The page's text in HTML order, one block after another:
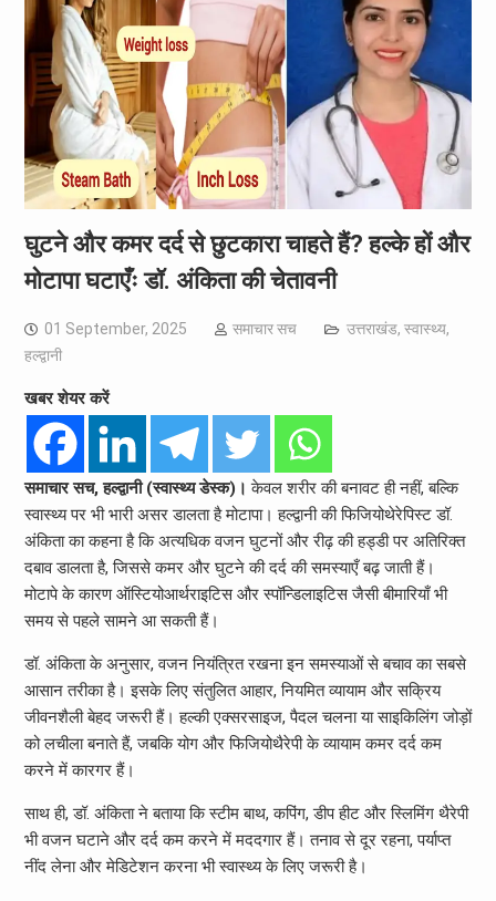
घुटने और कमर दर्द से छुटकारा चाहते हैं? हल्के हों और
मोटापा घटाएँः डॉ. अंकिता की चेतावनी
01 September, 2025 समाचार सच उत्तराखंड, स्वास्थ्य,
हल्द्वानी
खबर शेयर करें
समाचार सच, हल्द्वानी (स्वास्थ्य डेस्क)। केवल शरीर की बनावट ही नहीं, बल्कि
स्वास्थ्य पर भी भारी असर डालता है मोटापा। हल्द्वानी की फिजियोथेरेपिस्ट डॉ.
अंकिता का कहना है कि अत्यधिक वजन घुटनों और रीढ़ की हड्डी पर अतिरिक्त
दबाव डालता है, जिससे कमर और घुटने की दर्द की समस्याएँ बढ़ जाती हैं।
मोटापे के कारण ऑस्टियोआर्थराइटिस और स्पॉन्डिलाइटिस जैसी बीमारियाँ भी
समय से पहले सामने आ सकती हैं।
डॉ. अंकिता के अनुसार, वजन नियंत्रित रखना इन समस्याओं से बचाव का सबसे
आसान तरीका है। इसके लिए संतुलित आहार, नियमित व्यायाम और सक्रिय
जीवनशैली बेहद जरूरी हैं। हल्की एक्सरसाइज, पैदल चलना या साइकिलिंग जोड़ों
को लचीला बनाते हैं, जबकि योग और फिजियोथैरेपी के व्यायाम कमर दर्द कम
करने में कारगर हैं।
साथ ही, डॉ. अंकिता ने बताया कि स्टीम बाथ, कपिंग, डीप हीट और स्लिमिंग थैरेपी
भी वजन घटाने और दर्द कम करने में मददगार हैं। तनाव से दूर रहना, पर्याप्त
नींद लेना और मेडिटेशन करना भी स्वास्थ्य के लिए जरूरी है।